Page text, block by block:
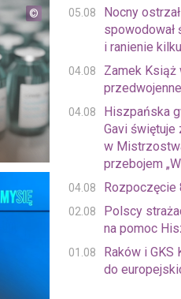
05.08
Nocny
spowodował
i ranienie
04.08
Zamek
04.08
Hiszpańska
Gavi
w
przebojem
04.08 Rozpoczęcie
02.08
Polscy
na pomoc
01.08
Raków i GKS
do